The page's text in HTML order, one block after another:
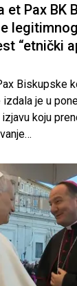
Pax BK
“etnički
Biskupske
je u
koju